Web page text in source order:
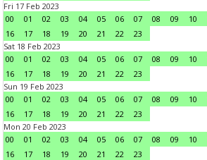
Fri 17 Feb 2023
00
01 02 03 04 05 06 07 08 09 10
16
17 18 19 20 21 22
23
Sat 18 Feb 2023
00
01 02 03 04 05 06 07 08 09 10
16
17 18 19 20 21 22
23
Sun 19 Feb 2023
00
01 02 03 04 05 06 07 08 09 10
16
17 18 19 20 21 22
23
Mon 20 Feb 2023
00
01 02 03 04 05 06 07 08 09 10
16
17 18 19 20 21 22
23